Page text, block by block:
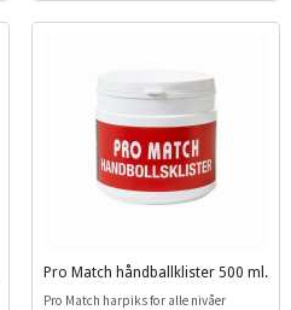
Pro Match håndballklister 500 ml.
inkl.
Pro Match harpiks for alle nivåer